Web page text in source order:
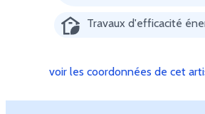
Travaux d'efficacité
voir les coordonnées de cet